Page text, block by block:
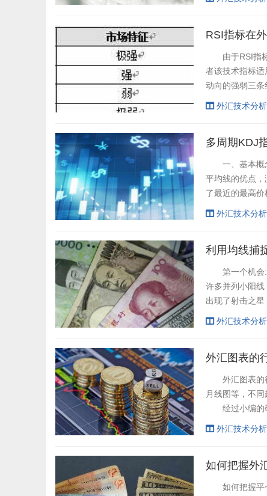
RSI指标在
由于RSI指标
者该技术指标
动向的强弱三
B)]×100% 公
外汇技术分析
多周期KDJ
一、基本概
平均线的优点
了最近的最高
移动平均线(
外汇技术分析
利用均线捕
第一个机会:
许多并列小阳
出现了射击
二个机会: 均
外汇技术分析
外汇图表的
外汇图表的行
月线图等，不
经过小编的研
即时图表不断下
外汇技术分析
如何把握外
如何把握平仓